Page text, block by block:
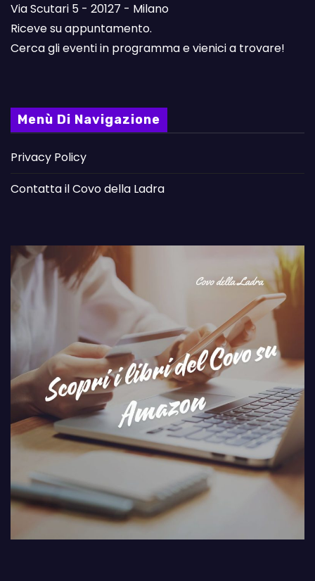
Via Scutari 5 - 20127 - Milano
Riceve su appuntamento.
Cerca gli eventi in programma e vienici a trovare!
Menù Di Navigazione
Privacy Policy
Contatta il Covo della Ladra